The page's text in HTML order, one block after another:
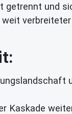
getrennt und
verbreiteter
Kaskade